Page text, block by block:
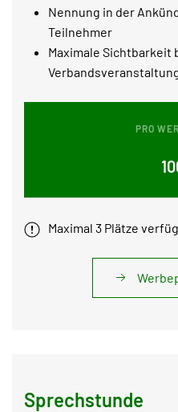
Nennung in der
Teilnehmer
Maximale Sichtbarkeit
PRO
Maximal 3 Plätze
Sprechstunde